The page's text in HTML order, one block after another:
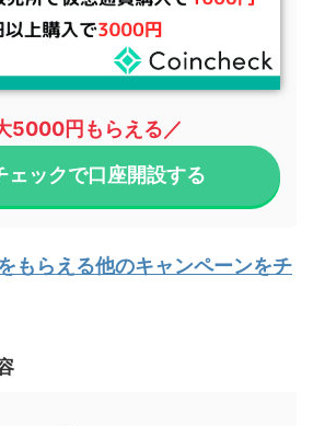
5000円もらえる／
ェックで口座開設する
もらえる他のキャンペーンをチ